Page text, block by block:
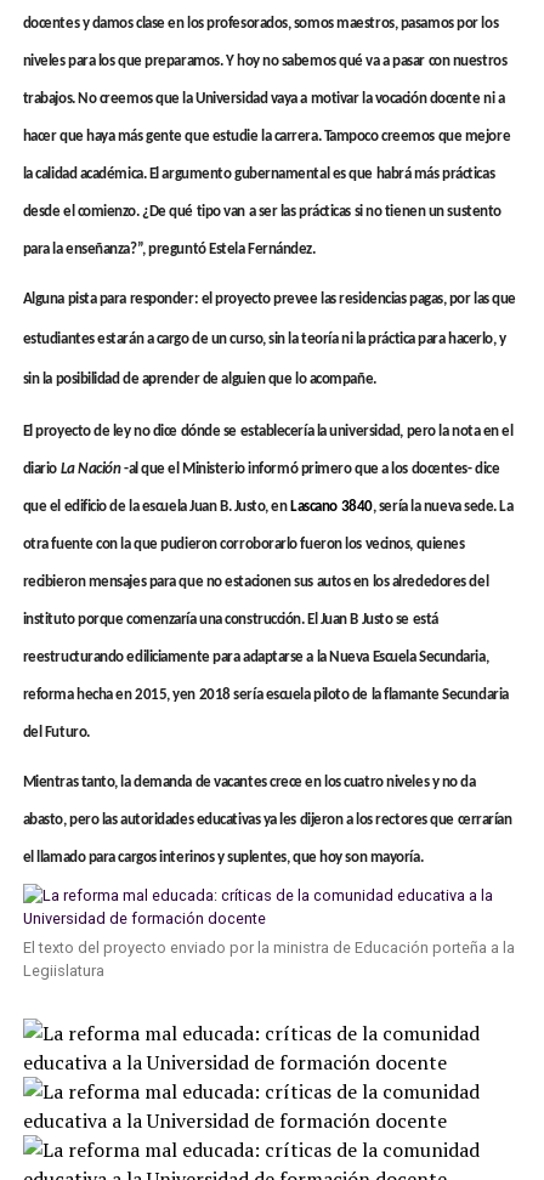
docentes y damos clase en los profesorados, somos maestros, pasamos por los
niveles para los que preparamos. Y hoy no sabemos qué va a pasar con nuestros
trabajos. No creemos que la Universidad vaya a motivar la vocación docente ni a
hacer que haya más gente que estudie la carrera. Tampoco creemos que mejore
la calidad académica. El argumento gubernamental es que habrá más prácticas
desde el comienzo. ¿De qué tipo van a ser las prácticas si no tienen un sustento
para la enseñanza?”, preguntó Estela Fernández.
Alguna pista para responder: el proyecto prevee las residencias pagas, por las que
estudiantes estarán a cargo de un curso, sin la teoría ni la práctica para hacerlo, y
sin la posibilidad de aprender de alguien que lo acompañe.
El proyecto de ley no dice dónde se establecería la universidad, pero la nota en el
diario La Nación-al que el Ministerio informó primero que a los docentes- dice
que el edificio de la escuela Juan B. Justo, en Lascano 3840, sería la nueva sede. La
otra fuente con la que pudieron corroborarlo fueron los vecinos, quienes
recibieron mensajes para que no estacionen sus autos en los alrededores del
instituto porque comenzaría una construcción. El Juan B Justo se está
reestructurando ediliciamente para adaptarse a la Nueva Escuela Secundaria,
reforma hecha en 2015, yen 2018 sería escuela piloto de la flamante Secundaria
del Futuro.
Mientras tanto, la demanda de vacantes crece en los cuatro niveles y no da
abasto, pero las autoridades educativas ya les dijeron a los rectores que cerrarían
el llamado para cargos interinos y suplentes, que hoy son mayoría.
El texto del proyecto enviado por la ministra de Educación porteña a la
Legiislatura